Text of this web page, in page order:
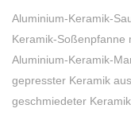
Aluminium-Keramik-
Keramik-Soßenpfanne
Aluminium-Keramik-
gepresster Keramik
geschmiedeter